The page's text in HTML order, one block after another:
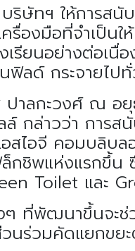
ริษัทฯ ให้การส
รื่องมือที่จำเป็น
เรียนอย่างต่อเนื่
ฟิลด์ กระจายไป
าลกะวงศ์ ณ อยุ
กล่าวว่า การส
สไอจี คอมบลิบ
กชิพแห่งแรกขึ้น
Toilet และ
ๆ ที่พัฒนาขึ้นจะช่
นร่วมคัดแยกขย